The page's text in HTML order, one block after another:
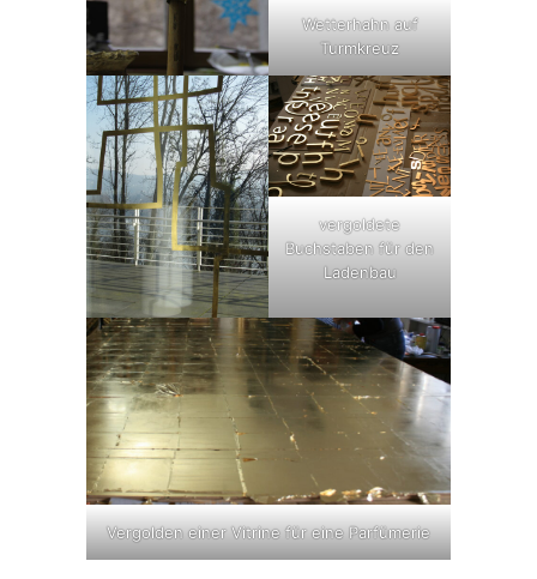
Wetterhahn auf
Turmkreuz
vergoldete
Buchstaben für den
Ladenbau
Vergolden einer Vitrine für eine Parfümerie